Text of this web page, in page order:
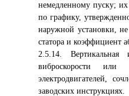
немедленному пуску;
по графику,
наружной установки,
статора и коэффициент
2.5.14. Вертикальная
виброскорости или
электродвигателей,
заводских инструкциях.